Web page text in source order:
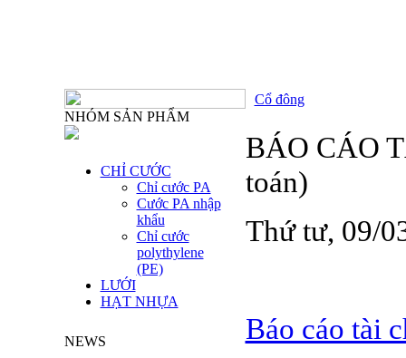
NHÓM SẢN PHẨM
CHỈ CƯỚC
Chỉ cước PA
Cước PA nhập
khẩu
Chỉ cước
polythylene
(PE)
LƯỚI
HẠT NHỰA
NEWS
Cổ đông
BÁO CÁO
toán)
Thứ tư, 09/
Báo cáo tài